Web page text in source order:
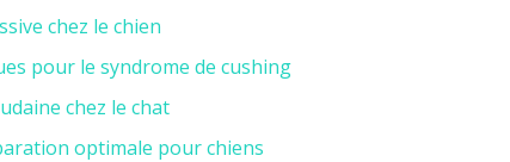
chez le chien
pour le syndrome de cushing
chez le chat
optimale pour chiens